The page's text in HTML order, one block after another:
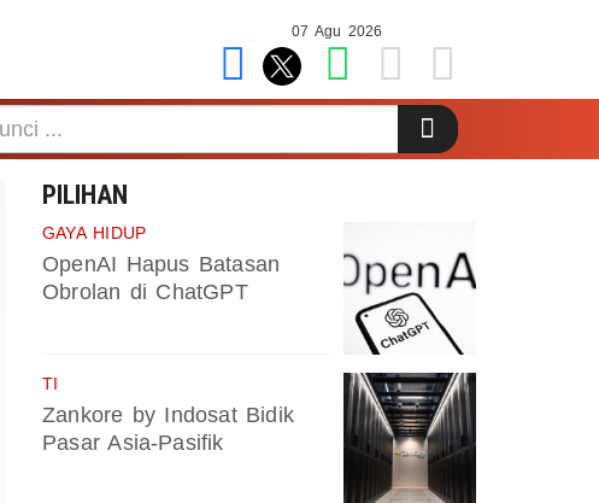
07 Agu 2026
PILIHAN
GAYA HIDUP
OpenAI Hapus Batasan
Obrolan di ChatGPT
TI
Zankore by Indosat Bidik
Pasar Asia-Pasifik